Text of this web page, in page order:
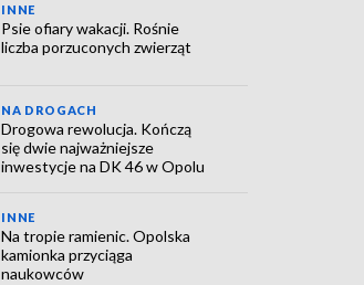
INNE
Psie ofiary wakacji. Rośnie
liczba porzuconych zwierząt
NA DROGACH
Drogowa rewolucja. Kończą
się dwie najważniejsze
inwestycje na DK 46 w Opolu
INNE
Na tropie ramienic. Opolska
kamionka przyciąga
naukowców